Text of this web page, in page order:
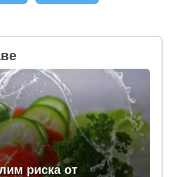
риска от